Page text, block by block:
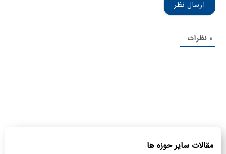
0 نظرات
مقالات سایر حوزه ها